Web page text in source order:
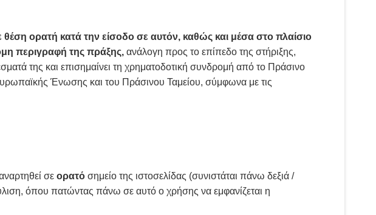
θέση ορατή κατά την είσοδο σε αυτόν, καθώς και μέσα στο πλαίσιο
περιγραφή της πράξης,ανάλογη προς το επίπεδο της στήριξης,
της και επισημαίνει τη χρηματοδοτική συνδρομή από το Πράσινο
Ένωσης και του Πράσινου Ταμείου, σύμφωνα με τις
σεορατόσημείο της ιστοσελίδας (συνιστάται πάνω δεξιά /
όπου πατώντας πάνω σε αυτό ο χρήσης να εμφανίζεται η